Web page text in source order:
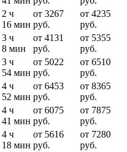
2 ч
16 мин
от 3267
руб.
от 4235
руб.
3 ч
8 мин
от 4131
руб.
от 5355
руб.
3 ч
54 мин
от 5022
руб.
от 6510
руб.
4 ч
52 мин
от 6453
руб.
от 8365
руб.
4 ч
41 мин
от 6075
руб.
от 7875
руб.
4 ч
18 мин
от 5616
руб.
от 7280
руб.